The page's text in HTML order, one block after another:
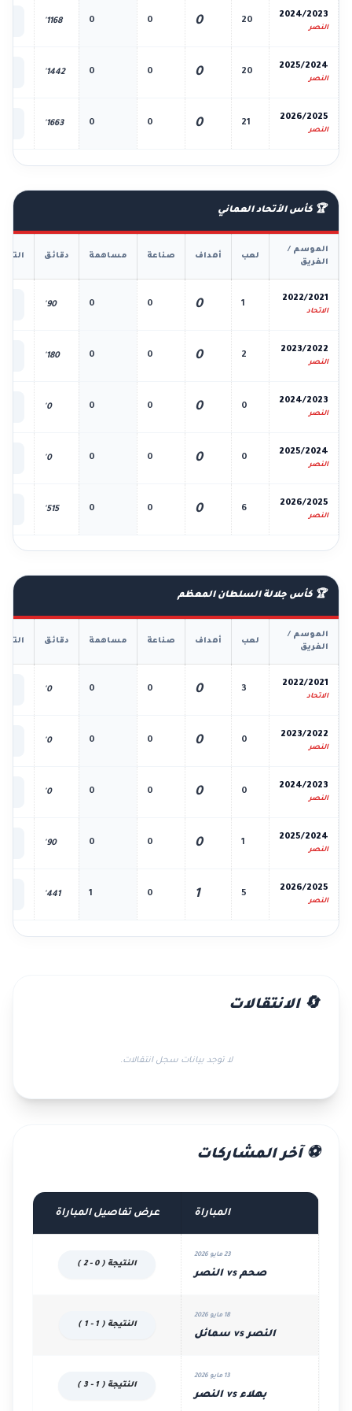
2024/2023
النصر
20
0
0
0
1168'
2025/2024
النصر
20
0
0
0
1442'
2026/2025
النصر
21
0
0
0
1663'
🏆 كأس الأتحاد العماني
الموسم /
الفريق
لعب أهداف صناعة مساهمة دقائق
2022/2021
الاتحاد
1
0
0
0
90'
2023/2022
النصر
2
0
0
0
180'
2024/2023
النصر
0
0
0
0
0'
2025/2024
النصر
0
0
0
0
0'
2026/2025
النصر
6
0
0
0
515'
🏆 كأس جلالة السلطان المعظم
الموسم /
الفريق
لعب أهداف صناعة مساهمة دقائق
2022/2021
الاتحاد
3
0
0
0
0'
2023/2022
النصر
0
0
0
0
0'
2024/2023
النصر
0
0
0
0
0'
2025/2024
النصر
1
0
0
0
90'
2026/2025
النصر
5
1
0
1
441'
🔄 الانتقالات
لا توجد بيانات سجل انتقالات.
⚽ آخر المشاركات
المباراة عرض تفاصيل المباراة
23 مايو 2026
صحم vs النصر
النتيجة ( 0 - 2 )
18 مايو 2026
النصر vs سمائل
النتيجة ( 1 - 1 )
13 مايو 2026
بهلاء vs النصر
النتيجة ( 1 - 3 )